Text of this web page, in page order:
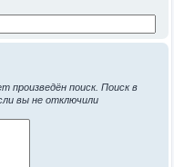
поиск. Поиск в
вы не отключили